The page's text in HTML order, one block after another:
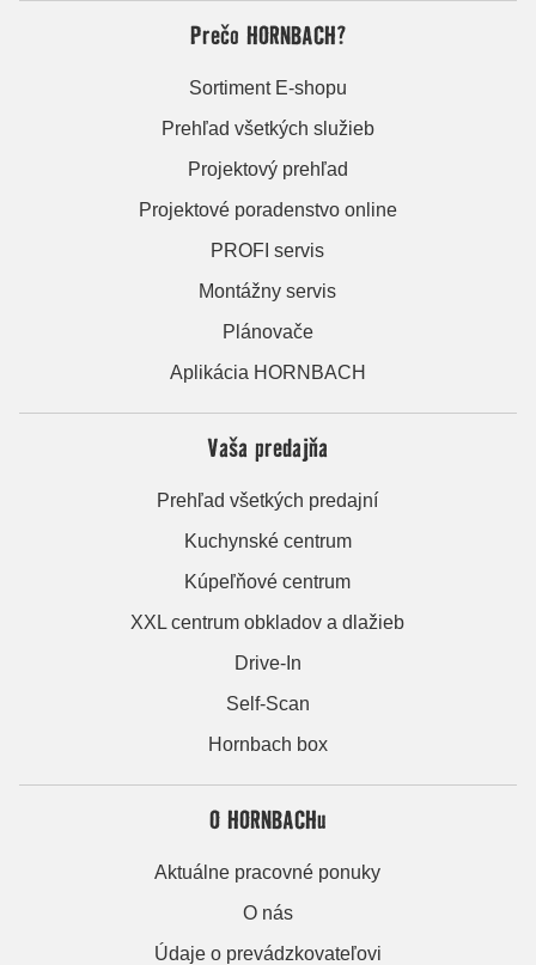
Prečo HORNBACH?
Sortiment E-shopu
Prehľad všetkých služieb
Projektový prehľad
Projektové poradenstvo online
PROFI servis
Montážny servis
Plánovače
Aplikácia HORNBACH
Vaša predajňa
Prehľad všetkých predajní
Kuchynské centrum
Kúpeľňové centrum
XXL centrum obkladov a dlažieb
Drive-In
Self-Scan
Hornbach box
O HORNBACHu
Aktuálne pracovné ponuky
O nás
Údaje o prevádzkovateľovi